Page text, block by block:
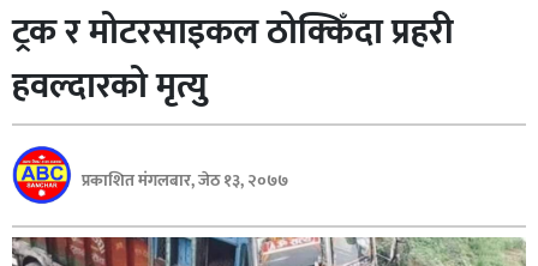
कुटनीती
अर्थ
रसरङ्ग
यौन/
स्वास्थ्य
भिडियो
ट्रक र मोटरसाइकल ठोक्किँदा प्रहरी
हवल्दारको मृत्यु
प्रकाशित मंगलबार, जेठ १३, २०७७